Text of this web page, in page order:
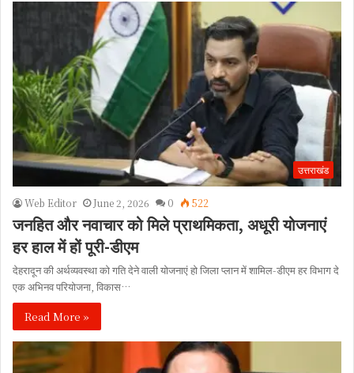
उत्तराखंड
Web Editor June 2, 2026 0 522
जनहित और नवाचार को मिले प्राथमिकता, अधूरी योजनाएं
हर हाल में हों पूरी-डीएम
देहरादून की अर्थव्यवस्था को गति देने वाली योजनाएं हो जिला प्लान में शामिल-डीएम हर विभाग दे
एक अभिनव परियोजना, विकास…
Read More »